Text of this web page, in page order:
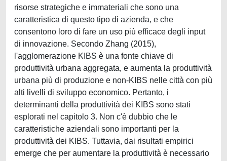
risorse strategiche e immateriali che sono una
caratteristica di questo tipo di azienda, e che
consentono loro di fare un uso più efficace degli input
di innovazione. Secondo Zhang (2015),
l'agglomerazione KIBS è una fonte chiave di
produttività urbana aggregata, e aumenta la produttività
urbana più di produzione e non-KIBS nelle città con più
alti livelli di sviluppo economico. Pertanto, i
determinanti della produttività dei KIBS sono stati
esplorati nel capitolo 3. Non c'è dubbio che le
caratteristiche aziendali sono importanti per la
produttività dei KIBS. Tuttavia, dai risultati empirici
emerge che per aumentare la produttività è necessario